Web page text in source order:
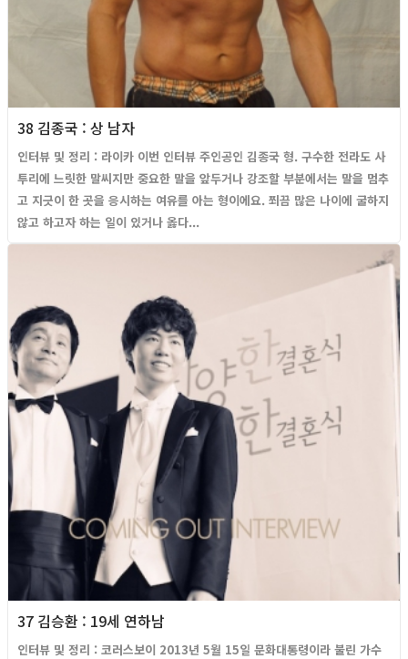
38 김종국 : 상 남자
인터뷰 및 정리 : 라이카 이번 인터뷰 주인공인 김종국 형. 구수한 전라도 사
투리에 느릿한 말씨지만 중요한 말을 앞두거나 강조할 부분에서는 말을 멈추
고 지긋이 한 곳을 응시하는 여유를 아는 형이에요. 쬐끔 많은 나이에 굴하지
않고 하고자 하는 일이 있거나 옳다...
37 김승환 : 19세 연하남
인터뷰 및 정리 : 코러스보이 2013년 5월 15일 문화대통령이라 불린 가수